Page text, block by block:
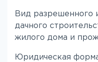
Вид разрешенного
дачного
жилого дома и
Юридическая